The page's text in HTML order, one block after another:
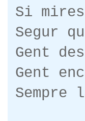
Si
Segur
Gent
Gent
Sempre